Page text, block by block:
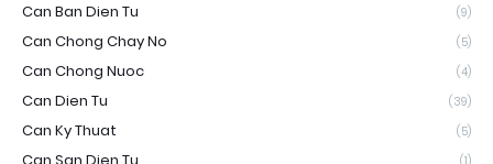
Can Ban Dien Tu (9)
Can Chong Chay No (5)
Can Chong Nuoc (4)
Can Dien Tu (39)
Can Ky Thuat (5)